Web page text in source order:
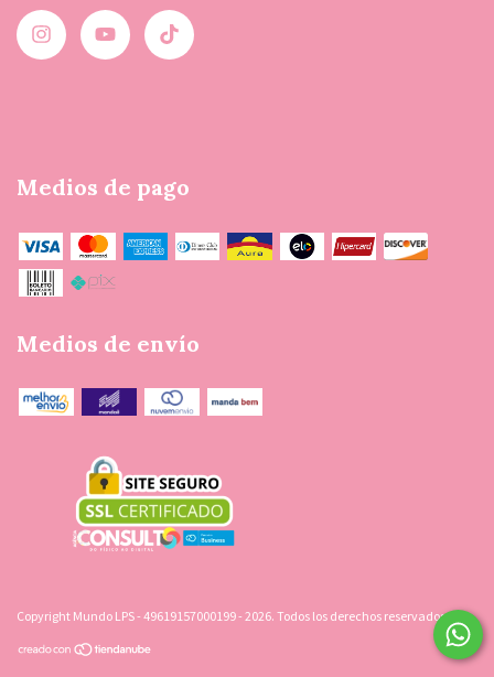
Medios de pago
Medios de envío
Copyright Mundo LPS - 49619157000199 - 2026. Todos los derechos reservados.